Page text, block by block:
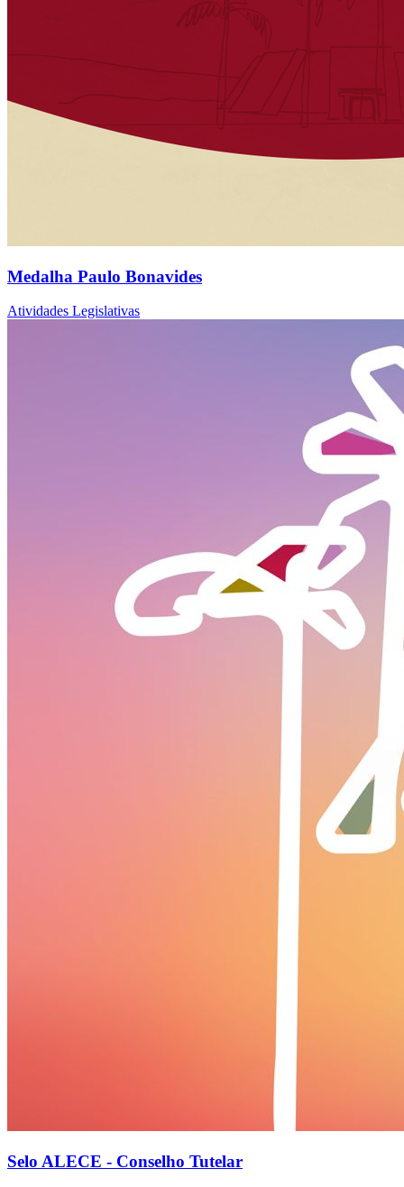
Medalha Paulo Bonavides
Atividades Legislativas
Selo ALECE - Conselho Tutelar